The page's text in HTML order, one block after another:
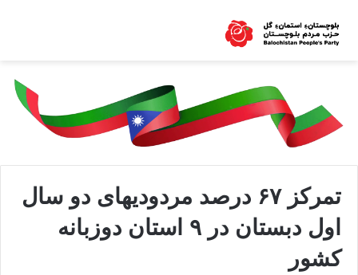
تمرکز ۶۷ درصد مردودیهای دو سال
اول دبستان در ۹ استان دوزبانه
کشور